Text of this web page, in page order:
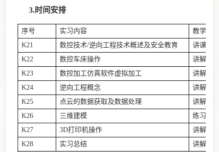
3.时间安排
序号 实习内容
教学方
K21
数控技术/逆向工程技术概述及安全教育
讲课
K22
数控车床操作
讲解、
K23
数控加工仿真软件虚拟加工
讲解、
K24
逆向工程概念
讲解
K25
点云的数据获取及数据处理
讲解、
K26
三维建模
练习
K27
3D打印机操作
讲解、
K28
实习总结
讲解